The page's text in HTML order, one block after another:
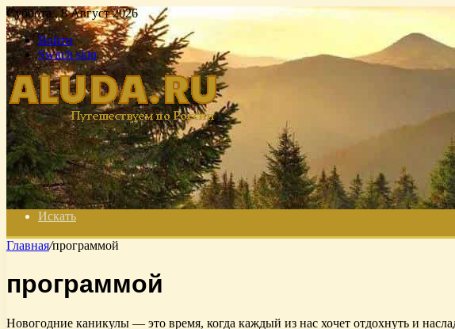
Суббота , 8 Август 2026
Войти
Switch skin
Искать
Главная/программой
программой
Новогодние каникулы — это время, когда каждый из нас хочет отдохнуть и